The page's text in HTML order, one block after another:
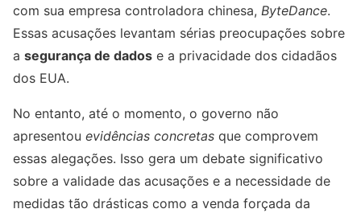
com sua empresa controladora chinesa, ByteDance.
Essas acusações levantam sérias preocupações sobre
a segurança de dados e a privacidade dos cidadãos
dos EUA.
No entanto, até o momento, o governo não
apresentou evidências concretas que comprovem
essas alegações. Isso gera um debate significativo
sobre a validade das acusações e a necessidade de
medidas tão drásticas como a venda forçada da